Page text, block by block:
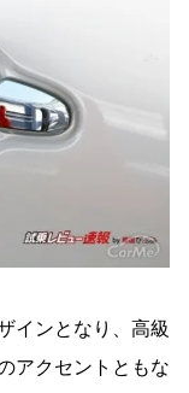
インとなり、高級
アクセントともな